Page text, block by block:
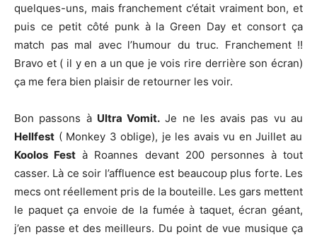
quelques-uns, mais franchement c’était vraiment bon, et
puis ce petit côté punk à la Green Day et consort ça
match pas mal avec l’humour du truc. Franchement !!
Bravo et ( il y en a un que je vois rire derrière son écran)
ça me fera bien plaisir de retourner les voir.
Bon passons à Ultra Vomit. Je ne les avais pas vu au
Hellfest ( Monkey 3 oblige), je les avais vu en Juillet au
Koolos Fest à Roannes devant 200 personnes à tout
casser. Là ce soir l’affluence est beaucoup plus forte. Les
mecs ont réellement pris de la bouteille. Les gars mettent
le paquet ça envoie de la fumée à taquet, écran géant,
j’en passe et des meilleurs. Du point de vue musique ça